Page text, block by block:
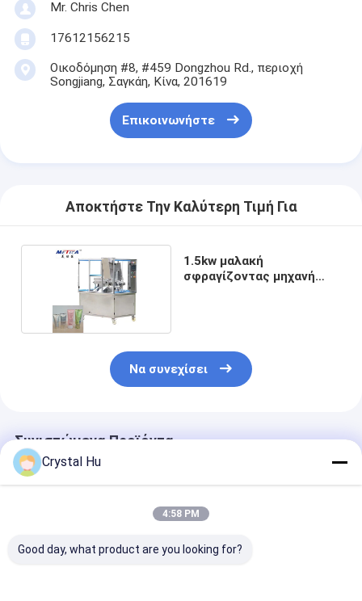
Mr. Chris Chen
17612156215
Οικοδόμηση #8, #459 Dongzhou Rd., περιοχή
Songjiang, Σαγκάη, Κίνα, 201619
Επικοινωνήστε
Αποκτήστε Την Καλύτερη Τιμή Για
1.5kw μαλακή
σφραγίζοντας μηχανή
Να συνεχίσει
Συνιστώμενα Προϊόντα
Crystal Hu
4:58 PM
Good day, what product are you looking for?